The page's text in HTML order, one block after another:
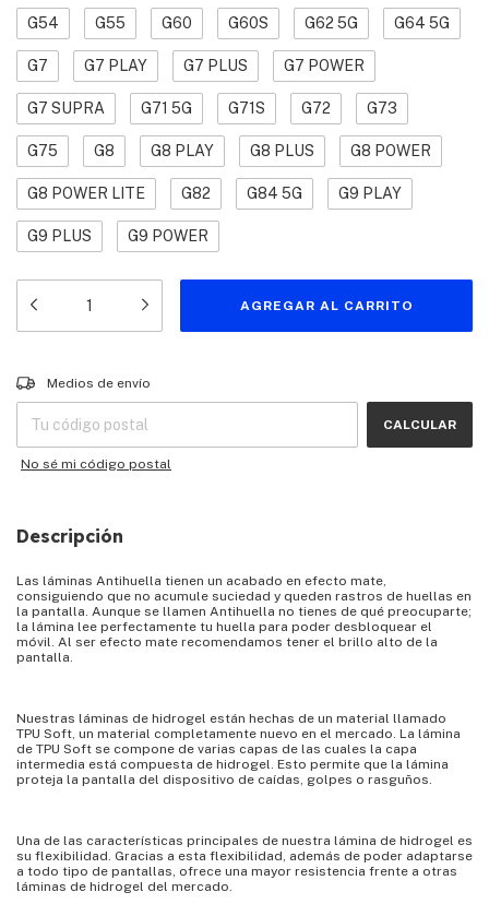
G54 G55 G60 G60S G62 5G G64 5G
G7 G7 PLAY G7 PLUS G7 POWER
G7 SUPRA G71 5G G71S G72 G73
G75 G8 G8 PLAY G8 PLUS G8 POWER
G8 POWER LITE G82 G84 5G G9 PLAY
G9 PLUS G9 POWER
Entregas para el CP:
Medios de envío
CALCULAR
No sé mi código postal
Descripción
Las láminas Antihuella tienen un acabado en efecto mate,
consiguiendo que no acumule suciedad y queden rastros de huellas en
la pantalla. Aunque se llamen Antihuella no tienes de qué preocuparte;
la lámina lee perfectamente tu huella para poder desbloquear el
móvil. Al ser efecto mate recomendamos tener el brillo alto de la
pantalla.
Nuestras láminas de hidrogel están hechas de un material llamado
TPU Soft, un material completamente nuevo en el mercado. La lámina
de TPU Soft se compone de varias capas de las cuales la capa
intermedia está compuesta de hidrogel. Esto permite que la lámina
proteja la pantalla del dispositivo de caídas, golpes o rasguños.
Una de las características principales de nuestra lámina de hidrogel es
su flexibilidad. Gracias a esta flexibilidad, además de poder adaptarse
a todo tipo de pantallas, ofrece una mayor resistencia frente a otras
láminas de hidrogel del mercado.